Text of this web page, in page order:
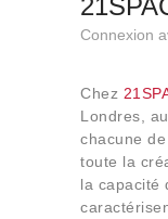
Qui
Contact
Connexion
Chez
Londres,
chacune
toute la
la capacité